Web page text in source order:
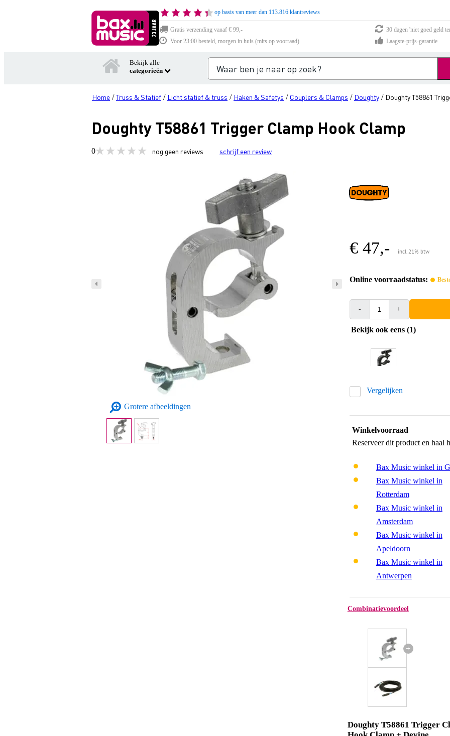
op basis van meer dan 113.816 klantreviews
Gratis verzending vanaf € 99,-
30 dagen 'niet goed geld
Voor 23:00 besteld, morgen in huis (mits op voorraad)
Laagste-prijs-garantie
Bekijk alle
categorieën
Home /Truss & Statief / Licht statief & truss / Haken & Safetys / Couplers & Clamps / Doughty / Doughty T58861
Doughty T58861 Trigger Clamp Hook Clamp
0 nog geen reviews schrijf een review
Grotere afbeeldingen
€ 47,- incl. 21% btw
Online voorraadstatus:
- +
Bekijk ook eens (1)
Vergelijken
Winkelvoorraad
Reserveer dit product en haal
Bax Music winkel in
Bax Music winkel in
Rotterdam
Bax Music winkel in
Amsterdam
Bax Music winkel in
Apeldoorn
Bax Music winkel in
Antwerpen
Combinatievoordeel
+
Doughty T58861 Trigger